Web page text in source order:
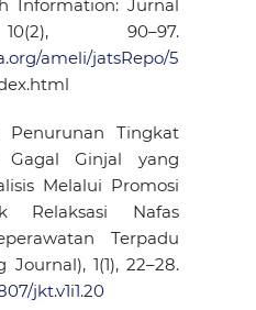
Information: Jurnal
90–97.
ameli/jatsRepo/5
Penurunan Tingkat
Gagal Ginjal yang
Melalui Promosi
Relaksasi Nafas
Terpadu
1(1), 22–28.
jkt.v1i1.20